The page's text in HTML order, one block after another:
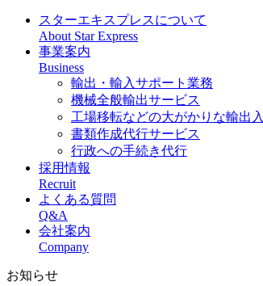
スターエキスプレスについて
About Star Express
事業案内
Business
輸出・輸入サポート業務
機械全般輸出サービス
工場移転などの大がかりな輸出入
書類作成代行サービス
行政への手続き代行
採用情報
Recruit
よくある質問
Q&A
会社案内
Company
お知らせ